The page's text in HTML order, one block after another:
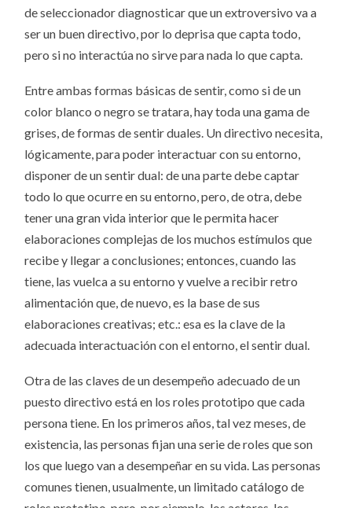
de seleccionador diagnosticar que un extroversivo va a
ser un buen directivo, por lo deprisa que capta todo,
pero si no interactúa no sirve para nada lo que capta.
Entre ambas formas básicas de sentir, como si de un
color blanco o negro se tratara, hay toda una gama de
grises, de formas de sentir duales. Un directivo necesita,
lógicamente, para poder interactuar con su entorno,
disponer de un sentir dual: de una parte debe captar
todo lo que ocurre en su entorno, pero, de otra, debe
tener una gran vida interior que le permita hacer
elaboraciones complejas de los muchos estímulos que
recibe y llegar a conclusiones; entonces, cuando las
tiene, las vuelca a su entorno y vuelve a recibir retro
alimentación que, de nuevo, es la base de sus
elaboraciones creativas; etc.: esa es la clave de la
adecuada interactuación con el entorno, el sentir dual.
Otra de las claves de un desempeño adecuado de un
puesto directivo está en los roles prototipo que cada
persona tiene. En los primeros años, tal vez meses, de
existencia, las personas fijan una serie de roles que son
los que luego van a desempeñar en su vida. Las personas
comunes tienen, usualmente, un limitado catálogo de